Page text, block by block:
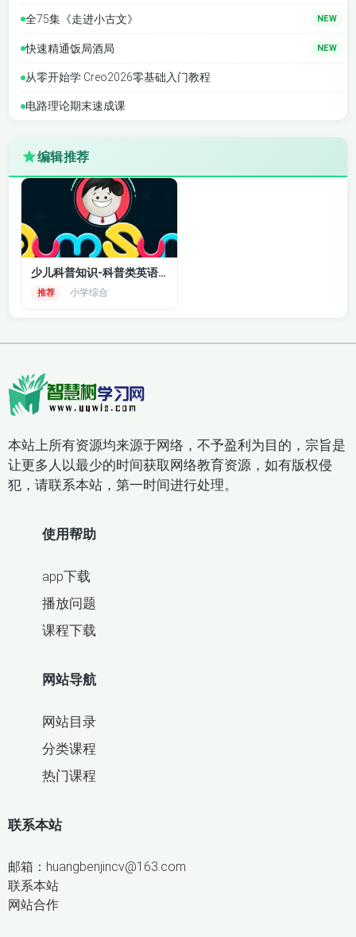
全75集《走进小古文》 NEW
快速精通饭局酒局 NEW
从零开始学 Creo2026零基础入门教程
电路理论期末速成课
编辑推荐
少儿科普知识-科普类英语动画
推荐 小学综合
本站上所有资源均来源于网络，不予盈利为目的，宗旨是
让更多人以最少的时间获取网络教育资源，如有版权侵
犯，请联系本站，第一时间进行处理。
使用帮助
app下载
播放问题
课程下载
网站导航
网站目录
分类课程
热门课程
联系本站
邮箱：huangbenjincv@163.com
联系本站
网站合作